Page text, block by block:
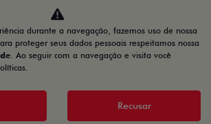
Seu bem maior é a vida.
E SERVIÇOS LTDA
durante a navegação, fazemos uso de nossa
proteger seus dados pessoais respeitamos nossa
. Ao seguir com a navegação e visita você
Recusar